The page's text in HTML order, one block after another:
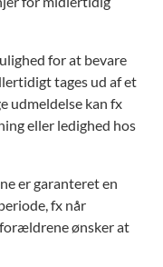
hvor barnet ville
for at bevare
tages ud af et
udmeldelse kan fx
eller ledighed hos
er garanteret en
fx når
ønsker at